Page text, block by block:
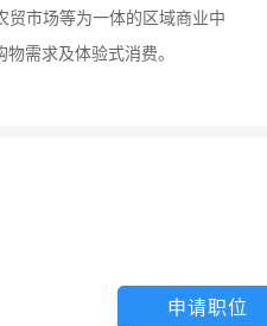
贸市场等为一体的区域商业中
需求及体验式消费。
申请职位